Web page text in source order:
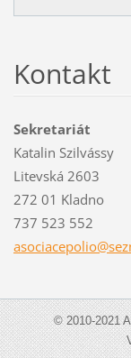
Kontakt
Sekretariát
Katalin Szilvássy
Litevská 2603
272 01 Kladno
737 523 552
asociacepolio@se
© 2010-2021